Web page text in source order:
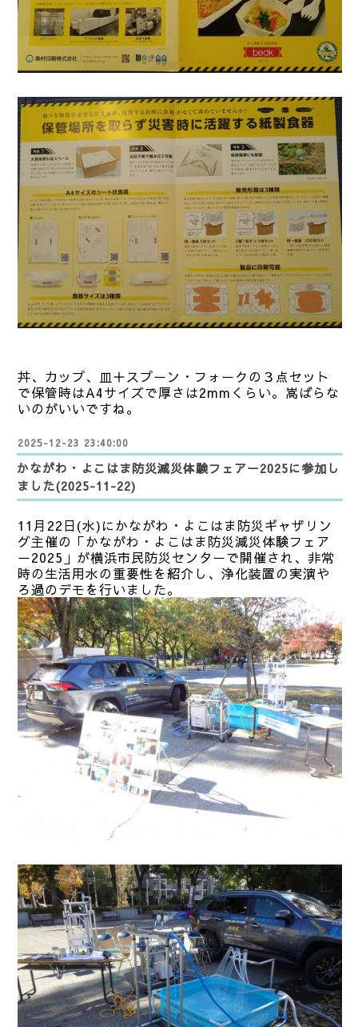
丼、カップ、皿＋スプーン・フォークの３点セット
で保管時はA4サイズで厚さは2mmくらい。嵩ばらな
いのがいいですね。
2025-12-23 23:40:00
かながわ・よこはま防災減災体験フェアー2025に参加し
ました(2025-11-22)
11月22日(水)にかながわ・よこはま防災ギャザリン
グ主催の「かながわ・よこはま防災減災体験フェア
ー2025」が横浜市民防災センターで開催され、非常
時の生活用水の重要性を紹介し、浄化装置の実演や
ろ過のデモを行いました。